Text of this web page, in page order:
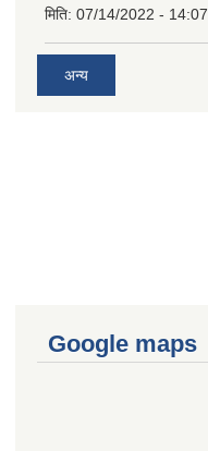
मिति: 07/14/2022 - 14:07
अन्य
Google maps